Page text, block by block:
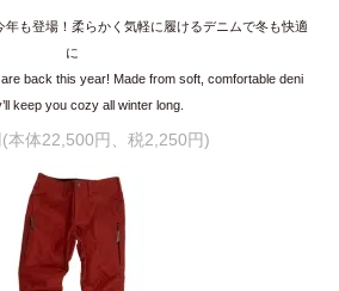
も登場！柔らかく気軽に履けるデニムで冬も快適
に
back this year! Made from soft, comfortable deni
keep you cozy all winter long.
本体22,500円、税2,250円)